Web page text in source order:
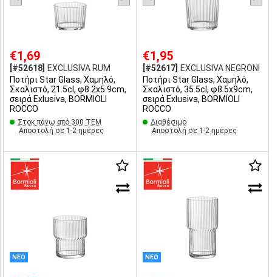
€1,69
[#52618]
EXCLUSIVA RUM
Ποτήρι Star Glass, Χαμηλό,
Σκαλιστό, 21.5cl, φ8.2x5.9cm,
σειρά Exlusiva, BORMIOLI
ROCCO
Στοκ πάνω από 300 ΤΕΜ
Αποστολή σε 1-2 ημέρες
€1,95
[#52617]
EXCLUSIVA NEGRONI
Ποτήρι Star Glass, Χαμηλό,
Σκαλιστό, 35.5cl, φ8.5x9cm,
σειρά Exlusiva, BORMIOLI
ROCCO
Διαθέσιμο
Αποστολή σε 1-2 ημέρες
ΝΕΟ ΝΕΟ